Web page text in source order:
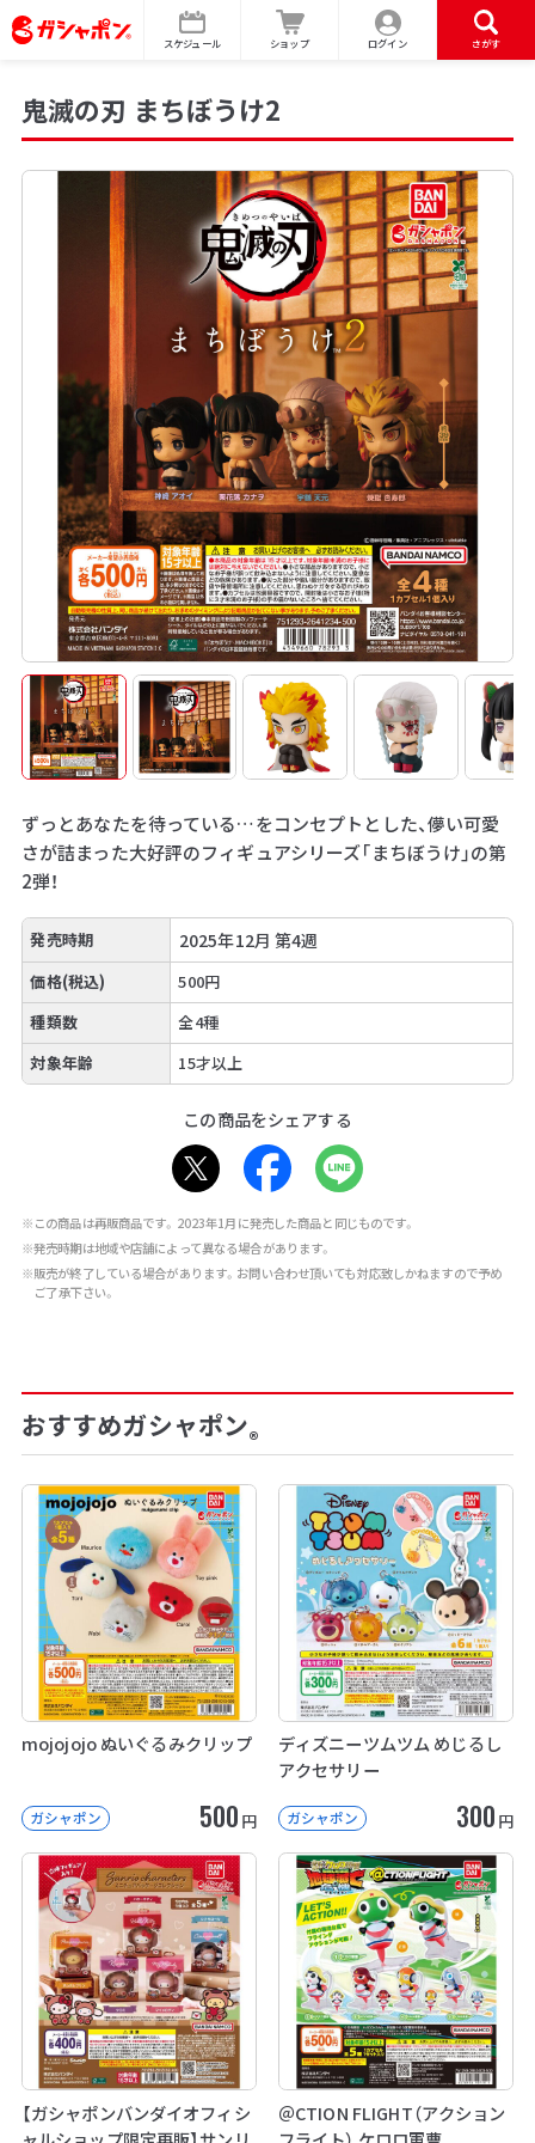
スケジュール ショップ ログイン さがす
鬼滅の刃 まちぼうけ2
ずっとあなたを待っている…をコンセプトとした、儚い可愛
さが詰まった大好評のフィギュアシリーズ「まちぼうけ」の第
2弾！
発売時期 2025年12月 第4週
価格(税込)
500円
種類数
全4種
対象年齢
15才以上
この商品をシェアする
※この商品は再販商品です。2023年1月に発売した商品と同じものです。
※発売時期は地域や店舗によって異なる場合があります。
※販売が終了している場合があります。お問い合わせ頂いても対応致しかねますので予め
ご了承下さい。
おすすめガシャポン®
mojojojo ぬいぐるみクリップ
ガシャポン 500 円
ディズニーツムツム めじるし
アクセサリー
ガシャポン 300 円
【ガシャポンバンダイオフィシ
＠CTION FLIGHT（アクション